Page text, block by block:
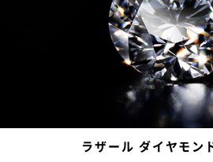
ラザール ダイヤモン